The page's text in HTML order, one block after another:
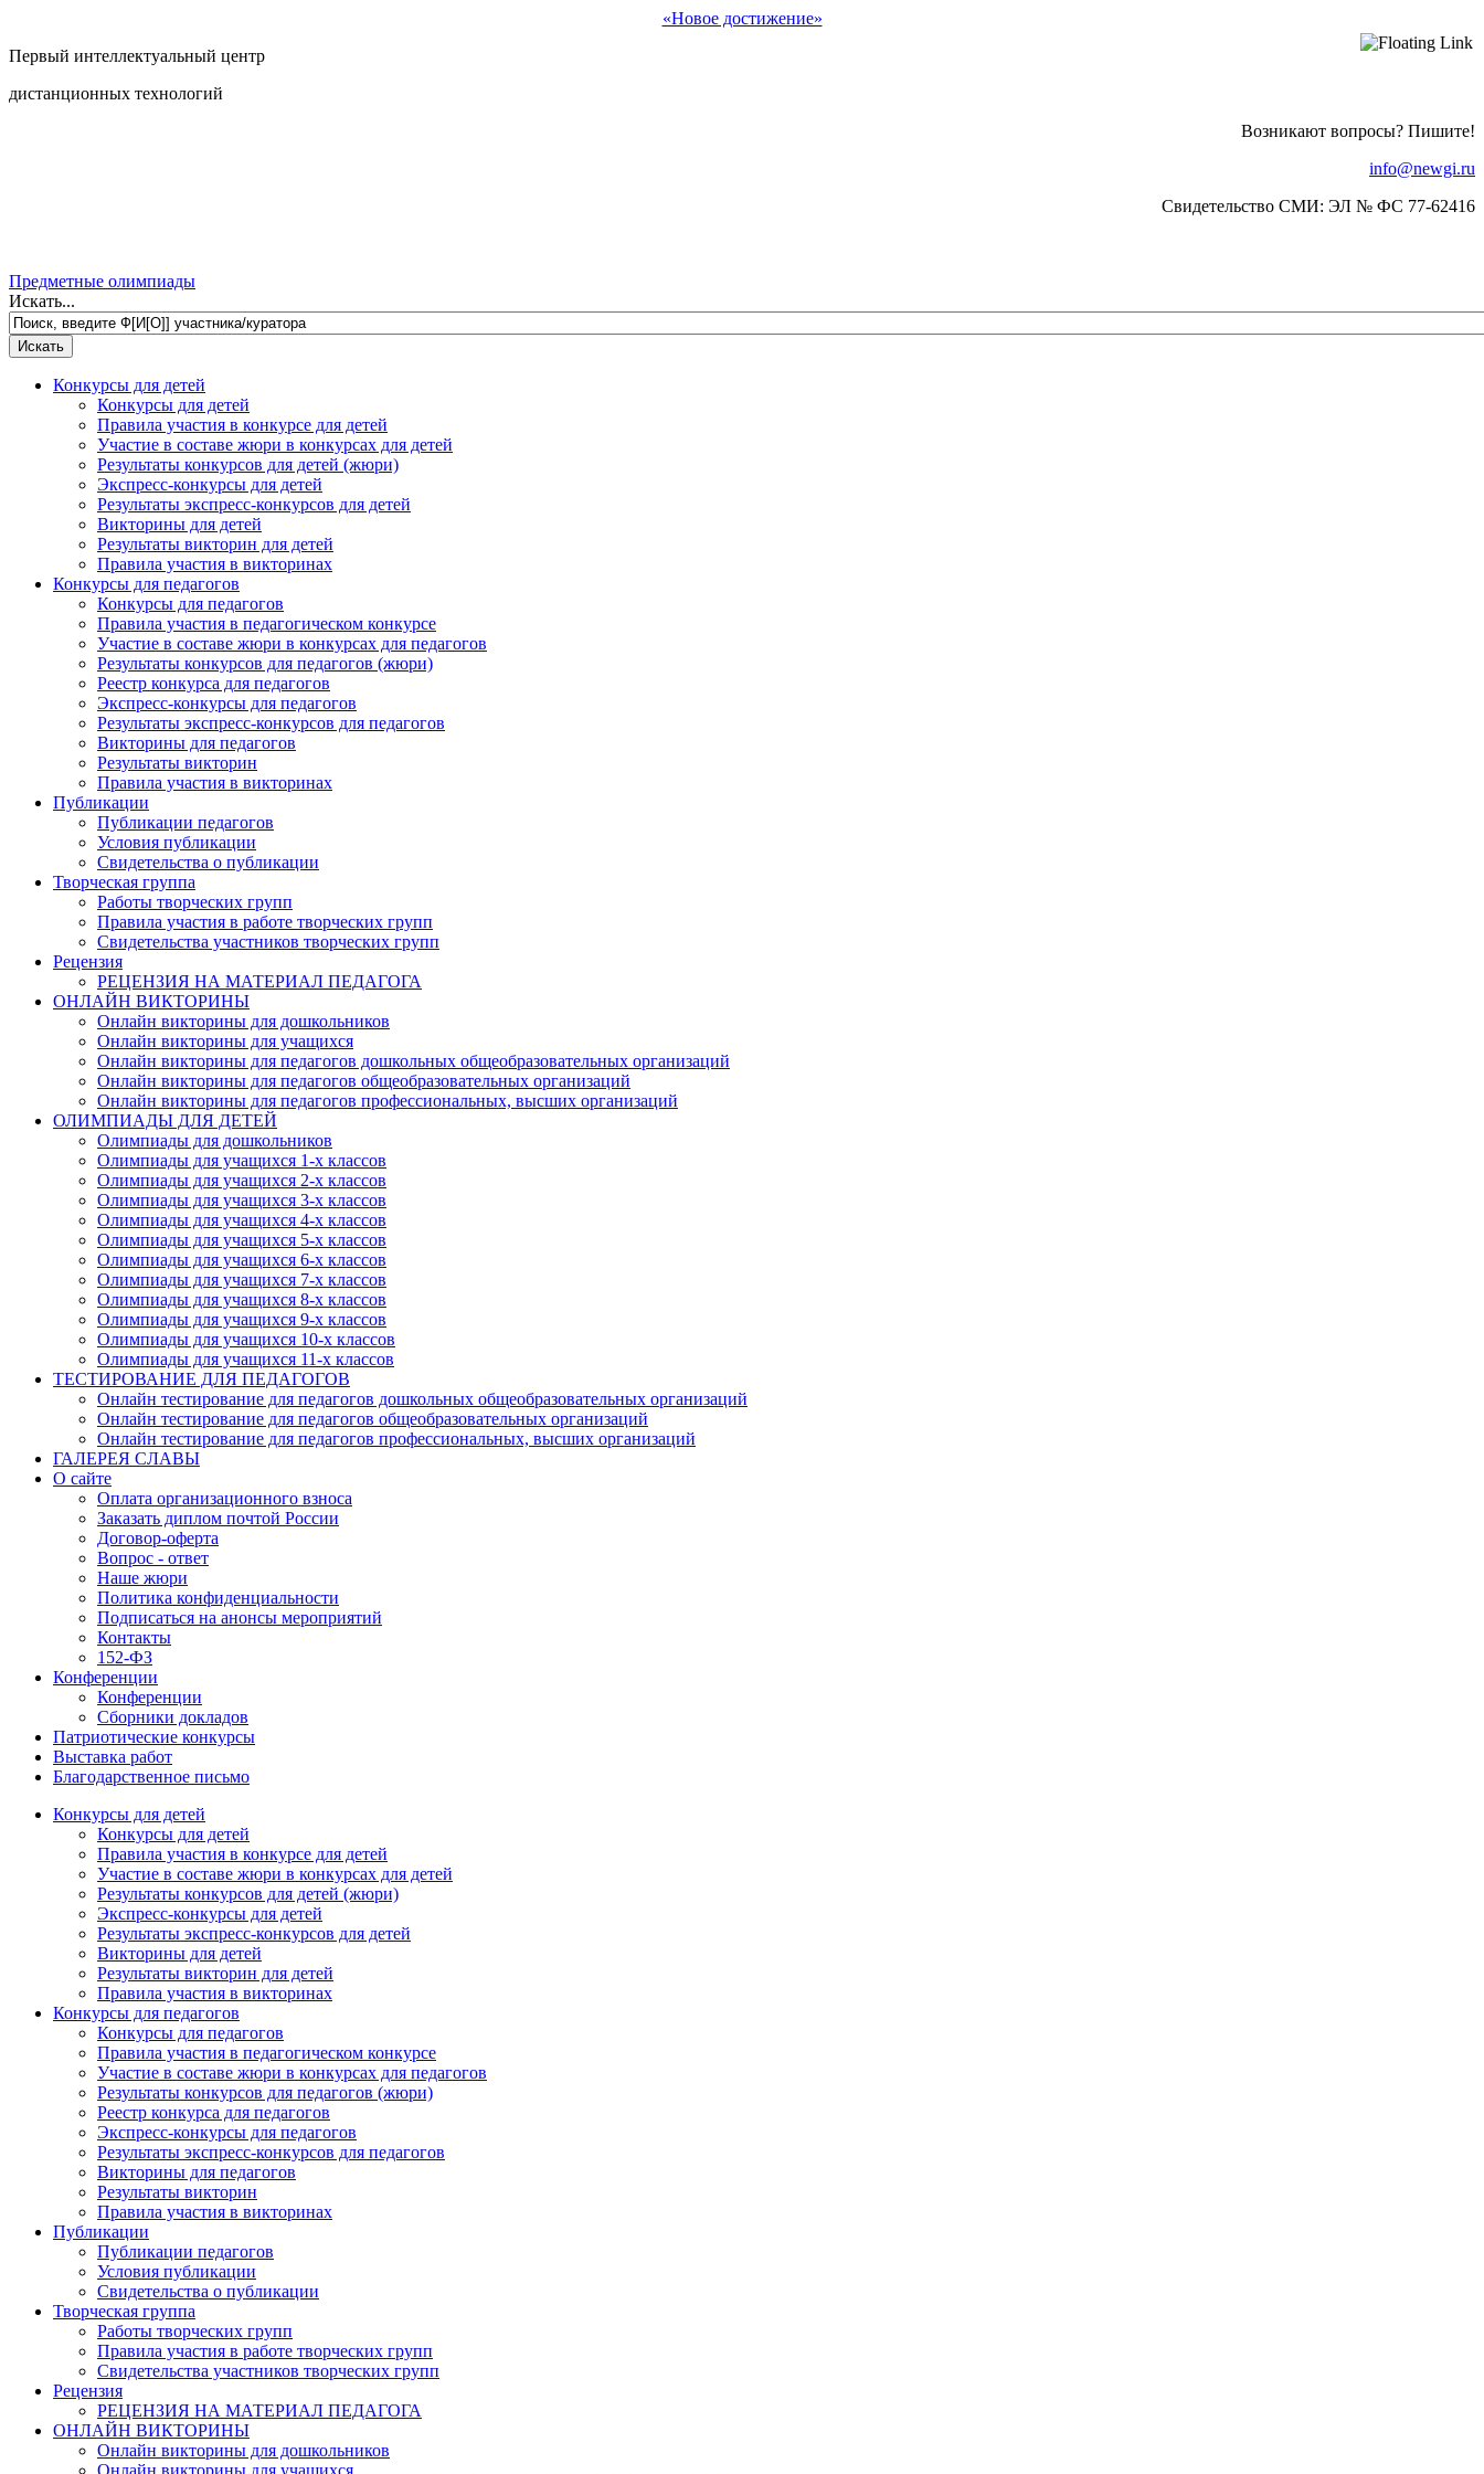
«Новое достижение»
Первый интеллектуальный центр
дистанционных технологий
Возникают вопросы? Пишите!
info@newgi.ru
Свидетельство СМИ: ЭЛ № ФС 77-62416
Предметные олимпиады
Искать...
Конкурсы для детей
Конкурсы для детей
Правила участия в конкурсе для детей
Участие в составе жюри в конкурсах для детей
Результаты конкурсов для детей (жюри)
Экспресс-конкурсы для детей
Результаты экспресс-конкурсов для детей
Викторины для детей
Результаты викторин для детей
Правила участия в викторинах
Конкурсы для педагогов
Конкурсы для педагогов
Правила участия в педагогическом конкурсе
Участие в составе жюри в конкурсах для педагогов
Результаты конкурсов для педагогов (жюри)
Реестр конкурса для педагогов
Экспресс-конкурсы для педагогов
Результаты экспресс-конкурсов для педагогов
Викторины для педагогов
Результаты викторин
Правила участия в викторинах
Публикации
Публикации педагогов
Условия публикации
Свидетельства о публикации
Творческая группа
Работы творческих групп
Правила участия в работе творческих групп
Свидетельства участников творческих групп
Рецензия
РЕЦЕНЗИЯ НА МАТЕРИАЛ ПЕДАГОГА
ОНЛАЙН ВИКТОРИНЫ
Онлайн викторины для дошкольников
Онлайн викторины для учащихся
Онлайн викторины для педагогов дошкольных общеобразовательных организаций
Онлайн викторины для педагогов общеобразовательных организаций
Онлайн викторины для педагогов профессиональных, высших организаций
ОЛИМПИАДЫ ДЛЯ ДЕТЕЙ
Олимпиады для дошкольников
Олимпиады для учащихся 1-х классов
Олимпиады для учащихся 2-х классов
Олимпиады для учащихся 3-х классов
Олимпиады для учащихся 4-х классов
Олимпиады для учащихся 5-х классов
Олимпиады для учащихся 6-х классов
Олимпиады для учащихся 7-х классов
Олимпиады для учащихся 8-х классов
Олимпиады для учащихся 9-х классов
Олимпиады для учащихся 10-х классов
Олимпиады для учащихся 11-х классов
ТЕСТИРОВАНИЕ ДЛЯ ПЕДАГОГОВ
Онлайн тестирование для педагогов дошкольных общеобразовательных организаций
Онлайн тестирование для педагогов общеобразовательных организаций
Онлайн тестирование для педагогов профессиональных, высших организаций
ГАЛЕРЕЯ СЛАВЫ
О сайте
Оплата организационного взноса
Заказать диплом почтой России
Договор-оферта
Вопрос - ответ
Наше жюри
Политика конфиденциальности
Подписаться на анонсы мероприятий
Контакты
152-ФЗ
Конференции
Конференции
Сборники докладов
Патриотические конкурсы
Выставка работ
Благодарственное письмо
Конкурсы для детей
Конкурсы для детей
Правила участия в конкурсе для детей
Участие в составе жюри в конкурсах для детей
Результаты конкурсов для детей (жюри)
Экспресс-конкурсы для детей
Результаты экспресс-конкурсов для детей
Викторины для детей
Результаты викторин для детей
Правила участия в викторинах
Конкурсы для педагогов
Конкурсы для педагогов
Правила участия в педагогическом конкурсе
Участие в составе жюри в конкурсах для педагогов
Результаты конкурсов для педагогов (жюри)
Реестр конкурса для педагогов
Экспресс-конкурсы для педагогов
Результаты экспресс-конкурсов для педагогов
Викторины для педагогов
Результаты викторин
Правила участия в викторинах
Публикации
Публикации педагогов
Условия публикации
Свидетельства о публикации
Творческая группа
Работы творческих групп
Правила участия в работе творческих групп
Свидетельства участников творческих групп
Рецензия
РЕЦЕНЗИЯ НА МАТЕРИАЛ ПЕДАГОГА
ОНЛАЙН ВИКТОРИНЫ
Онлайн викторины для дошкольников
Онлайн викторины для учащихся